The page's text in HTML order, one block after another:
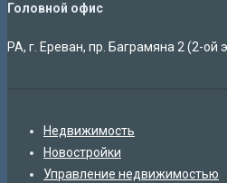
Головной офис
РА, г. Ереван, пр. Баграмяна 2 (2-ой
Недвижимость
Новостройки
Управление недвижимостью